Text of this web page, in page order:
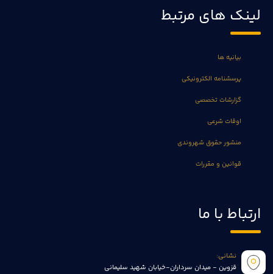
لینک های مرتبط
بیانیه ها
پرسشنامه الکترونیکی
گزارشات تخصصی
اوقات شرعی
منشور حقوق شهروندی
قوانین و مقررات
ارتباط با ما
نشانی:
قزوین - میدان سرداران-خیابان شهید سلیمانی